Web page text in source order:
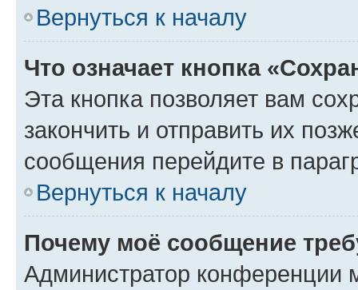
Вернуться к началу
Что означает кнопка
Эта кнопка позволяет вам
закончить и отправить их
сообщения перейдите в
Вернуться к началу
Почему моё сообщение
Администратор конференции